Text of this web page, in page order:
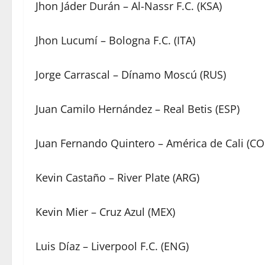
Jhon Jáder Durán – Al-Nassr F.C. (KSA)
Jhon Lucumí – Bologna F.C. (ITA)
Jorge Carrascal – Dínamo Moscú (RUS)
Juan Camilo Hernández – Real Betis (ESP)
Juan Fernando Quintero – América de Cali
Kevin Castaño – River Plate (ARG)
Kevin Mier – Cruz Azul (MEX)
Luis Díaz – Liverpool F.C. (ENG)